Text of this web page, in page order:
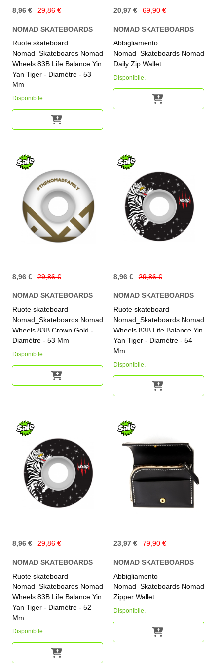
8,96 € 29,86 €
NOMAD SKATEBOARDS
Ruote skateboard
Nomad_Skateboards Nomad
Wheels 83B Life Balance Yin
Yan Tiger - Diamètre - 53
Mm
Disponibile.
20,97 € 69,90 €
NOMAD SKATEBOARDS
Abbigliamento
Nomad_Skateboards Nomad
Daily Zip Wallet
Disponibile.
8,96 € 29,86 €
NOMAD SKATEBOARDS
Ruote skateboard
Nomad_Skateboards Nomad
Wheels 83B Crown Gold -
Diamètre - 53 Mm
Disponibile.
8,96 € 29,86 €
NOMAD SKATEBOARDS
Ruote skateboard
Nomad_Skateboards Nomad
Wheels 83B Life Balance Yin
Yan Tiger - Diamètre - 54
Mm
Disponibile.
8,96 € 29,86 €
NOMAD SKATEBOARDS
Ruote skateboard
Nomad_Skateboards Nomad
Wheels 83B Life Balance Yin
Yan Tiger - Diamètre - 52
Mm
Disponibile.
23,97 € 79,90 €
NOMAD SKATEBOARDS
Abbigliamento
Nomad_Skateboards Nomad
Zipper Wallet
Disponibile.